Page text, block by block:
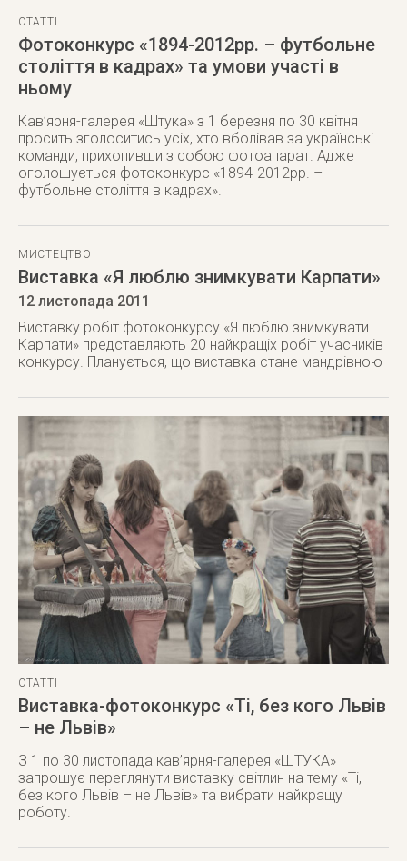
СТАТТІ
Фотоконкурс «1894-2012рр. – футбольне
століття в кадрах» та умови участі в
ньому
Кав’ярня-галерея «Штука» з 1 березня по 30 квітня
просить зголоситись усіх, хто вболівав за українські
команди, прихопивши з собою фотоапарат. Адже
оголошується фотоконкурс «1894-2012рр. –
футбольне століття в кадрах».
МИСТЕЦТВО
Виставка «Я люблю знимкувати Карпати»
12 листопада 2011
Виставку робіт фотоконкурсу «Я люблю знимкувати
Карпати» представляють 20 найкращіх робіт учасників
конкурсу. Планується, що виставка стане мандрівною
СТАТТІ
Виставка-фотоконкурс «Ті, без кого Львів
– не Львів»
З 1 по 30 листопада кав’ярня-галерея «ШТУКА»
запрошує переглянути виставку світлин на тему «Ті,
без кого Львів – не Львів» та вибрати найкращу
роботу.